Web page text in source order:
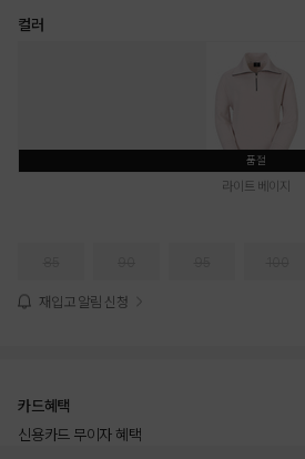
컬러
품절
라이트 베이지
재입고 알림 신청
카드혜택
신용카드 무이자 혜택